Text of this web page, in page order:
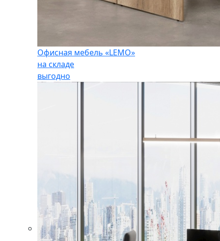
Офисная мебель «LEMO»
на складе
выгодно